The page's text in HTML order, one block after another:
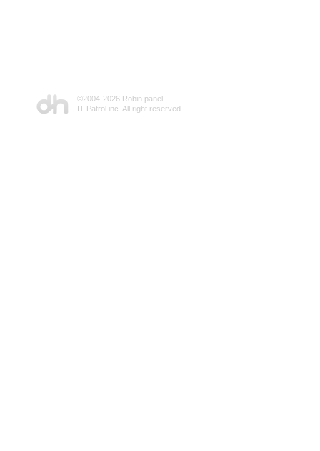
©2004-2026 Robin panel
IT Patrol inc. All right reserved.